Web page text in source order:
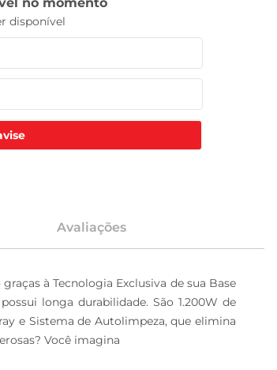
Avaliações
à Tecnologia Exclusiva de sua Base
longa durabilidade. São 1.200W de
e Sistema de Autolimpeza, que elimina
Você imagina